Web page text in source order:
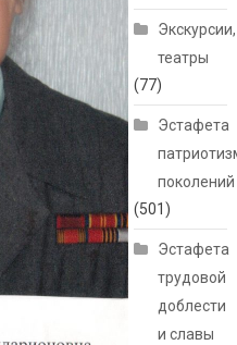
Экскурсии,
театры
(77)
Эстафета
поколений
(501)
Эстафета
трудовой
доблести
и славы